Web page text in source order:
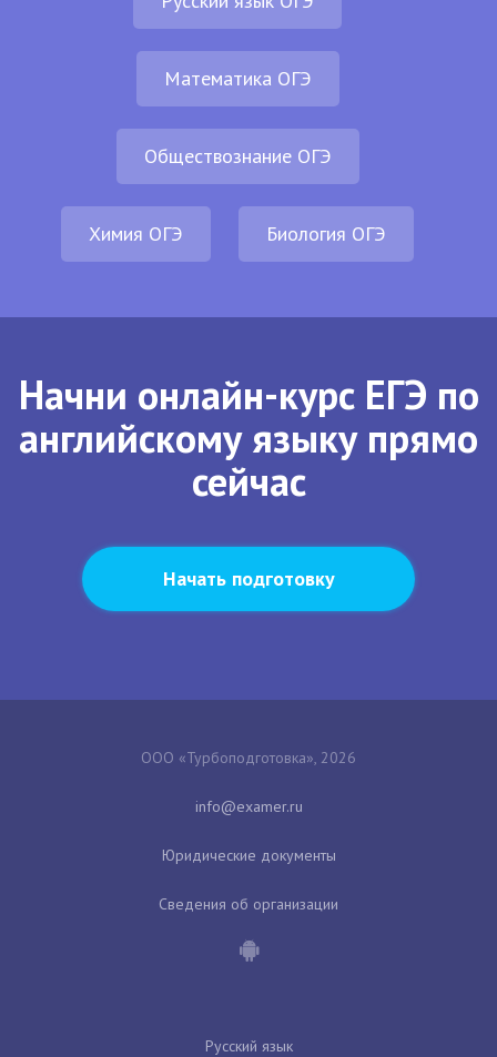
Математика ОГЭ
Обществознание ОГЭ
Химия ОГЭ Биология ОГЭ
Начни онлайн-курс ЕГЭ по
английскому языку прямо
сейчас
Начать подготовку
ООО «Турбоподготовка», 2026
Юридические документы
Сведения об организации
Русский язык